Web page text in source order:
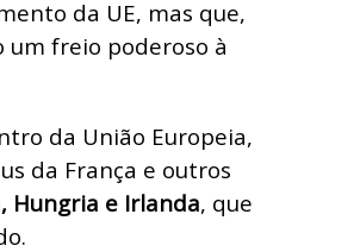
da UE, mas que,
um freio poderoso à
da União Europeia,
da França e outros
Hungria e Irlanda, que